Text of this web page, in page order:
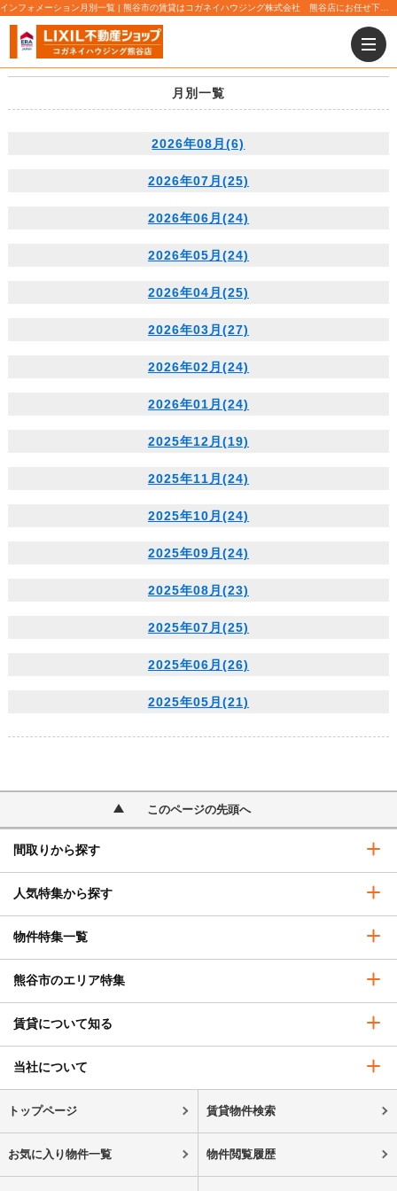
月別一覧
2026年08月(6)
2026年07月(25)
2026年06月(24)
2026年05月(24)
2026年04月(25)
2026年03月(27)
2026年02月(24)
2026年01月(24)
2025年12月(19)
2025年11月(24)
2025年10月(24)
2025年09月(24)
2025年08月(23)
2025年07月(25)
2025年06月(26)
2025年05月(21)
このページの先頭へ
間取りから探す
人気特集から探す
物件特集一覧
熊谷市のエリア特集
賃貸について知る
当社について
トップページ 賃貸物件検索
お気に入り物件一覧 物件閲覧履歴